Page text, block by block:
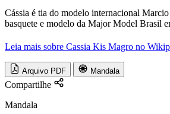
Cássia é tia do modelo internacional
basquete e modelo da Major Model Brasil
Leia mais sobre Cassia Kis Magro no
Arquivo PDF Mandala
Compartilhe
Mandala